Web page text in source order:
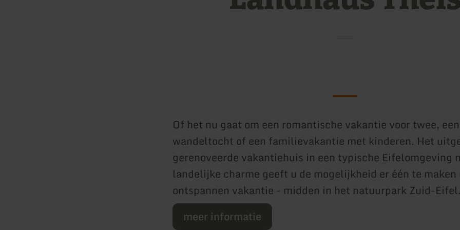
Of het nu gaat om een romantische vakantie voor twee, een
wandeltocht of een familievakantie met kinderen. Het
gerenoveerde vakantiehuis in een typische Eifelomgeving
landelijke charme geeft u de mogelijkheid er één te maken
ontspannen vakantie - midden in het natuurpark Zuid-Eifel.
meer informatie